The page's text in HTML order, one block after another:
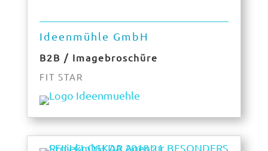
Ideenmühle GmbH
B2B / Imagebroschüre
FIT STAR